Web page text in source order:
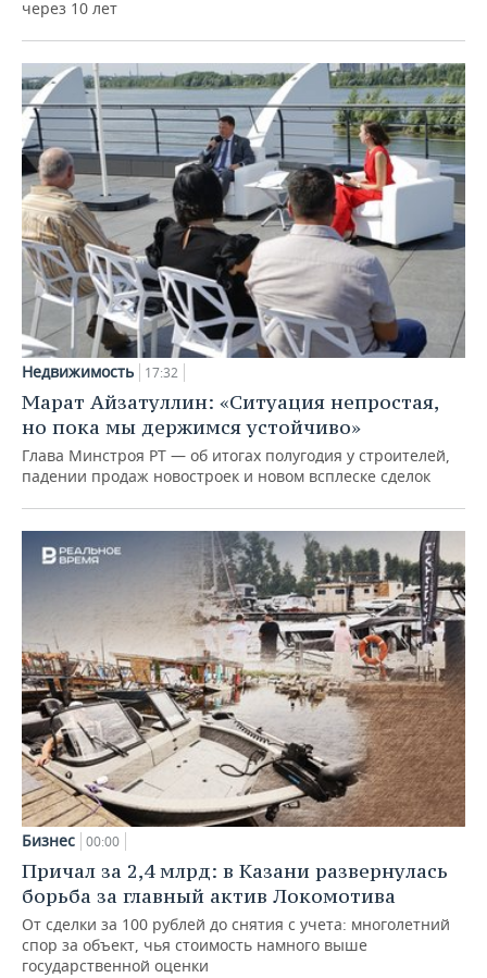
через 10 лет
Недвижимость 17:32
Марат Айзатуллин: «Ситуация непростая,
но пока мы держимся устойчиво»
Глава Минстроя РТ — об итогах полугодия у строителей,
падении продаж новостроек и новом всплеске сделок
Бизнес 00:00
Причал за 2,4 млрд: в Казани развернулась
борьба за главный актив Локомотива
От сделки за 100 рублей до снятия с учета: многолетний
спор за объект, чья стоимость намного выше
государственной оценки